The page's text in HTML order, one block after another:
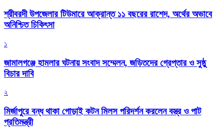
শ্রীবরদী উপজেলার টিউমারে আক্রান্ত ১১ বছরের রাশেদ, অর্থের অভাবে
অনিশ্চিত চিকিৎসা
১
জামালগঞ্জে হামলার ঘটনায় সংবাদ সম্মেলন, জড়িতদের গ্রেপ্তার ও সুষ্ঠু
বিচার দাবি
২
মির্জাপুরে বন্ধ থাকা গোড়াই কটন মিলস পরিদর্শন করলেন বস্ত্র ও পাট
প্রতিমন্ত্রী